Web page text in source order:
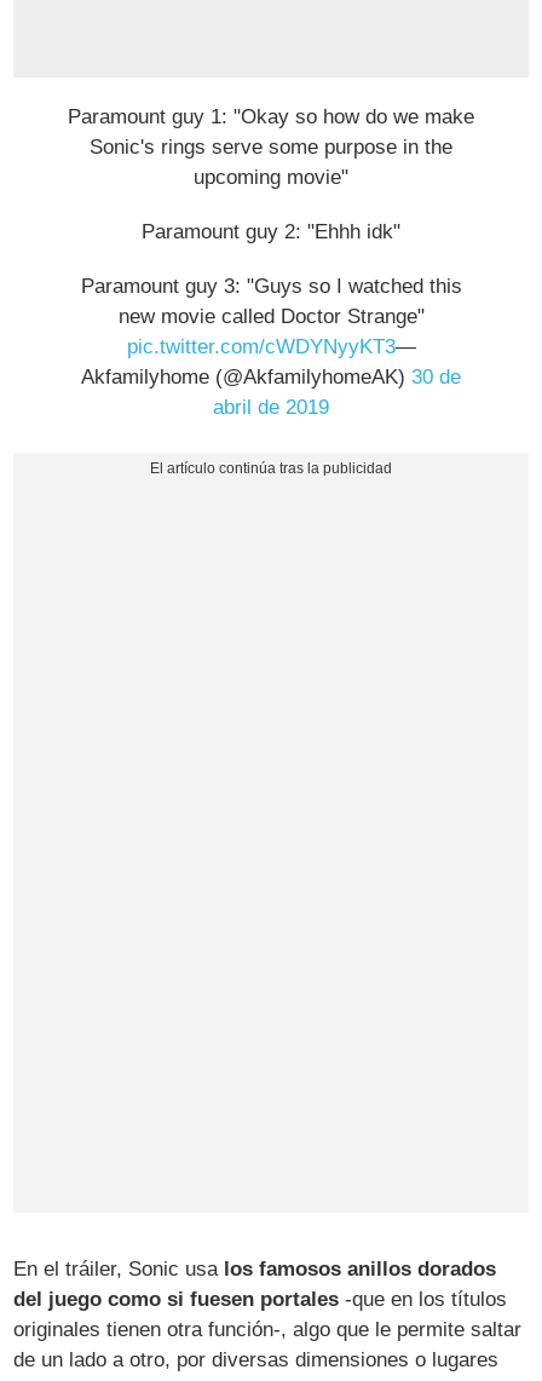
Paramount guy 1: "Okay so how do we make
Sonic's rings serve some purpose in the
upcoming movie"
Paramount guy 2: "Ehhh idk"
Paramount guy 3: "Guys so I watched this
new movie called Doctor Strange"
pic.twitter.com/cWDYNyyKT3—
Akfamilyhome (@AkfamilyhomeAK) 30 de
abril de 2019
En el tráiler, Sonic usa los famosos anillos dorados
del juego como si fuesen portales -que en los títulos
originales tienen otra función-, algo que le permite saltar
de un lado a otro, por diversas dimensiones o lugares